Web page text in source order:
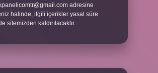
adresine
halinde, ilgili içerikler yasal süre
sitemizden kaldırılacaktır.